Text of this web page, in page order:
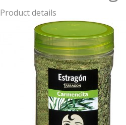
Product details